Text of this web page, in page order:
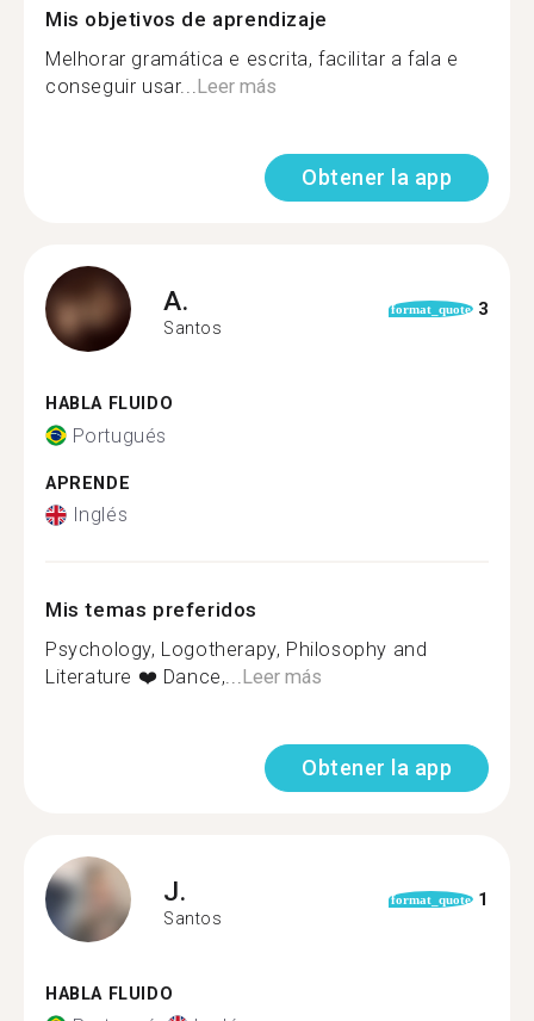
Mis objetivos de aprendizaje
Melhorar gramática e escrita, facilitar a fala e
conseguir usar...Leer más
Obtener la app
A.
Santos
format_quote 3
HABLA FLUIDO
Portugués
APRENDE
Inglés
Mis temas preferidos
Psychology, Logotherapy, Philosophy and
Literature ❤️ Dance,...Leer más
Obtener la app
J.
Santos
format_quote 1
HABLA FLUIDO